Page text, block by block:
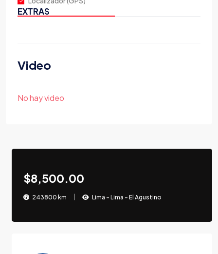
EXTRAS
Video
No hay video
$8,500.00
243800 km Lima - Lima - El Agustino